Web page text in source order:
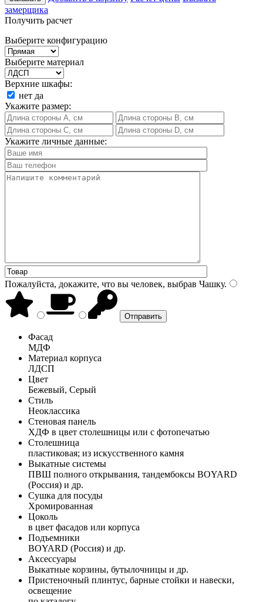
замерщика
Получить расчет
Выберите конфигурацию
Выберите материал
Верхние шкафы:
нет да
Укажите размер:
Укажите личные данные:
Пожалуйста, докажите, что вы человек, выбрав Чашку.
Фасад
МДФ
Материал корпуса
ЛДСП
Цвет
Бежевый, Серый
Стиль
Неоклассика
Стеновая панель
ХДФ в цвет столешницы или с фотопечатью
Столешница
пластиковая; из искусственного камня
Выкатные системы
ПВШ полного открывания, тандембоксы BOYARD
(Россия) и др.
Сушка для посуды
Хромированная
Цоколь
в цвет фасадов или корпуса
Подъемники
BOYARD (Россия) и др.
Аксессуары
Выкатные корзины, бутылочницы и др.
Пристеночный плинтус, барные стойки и навески,
освещение